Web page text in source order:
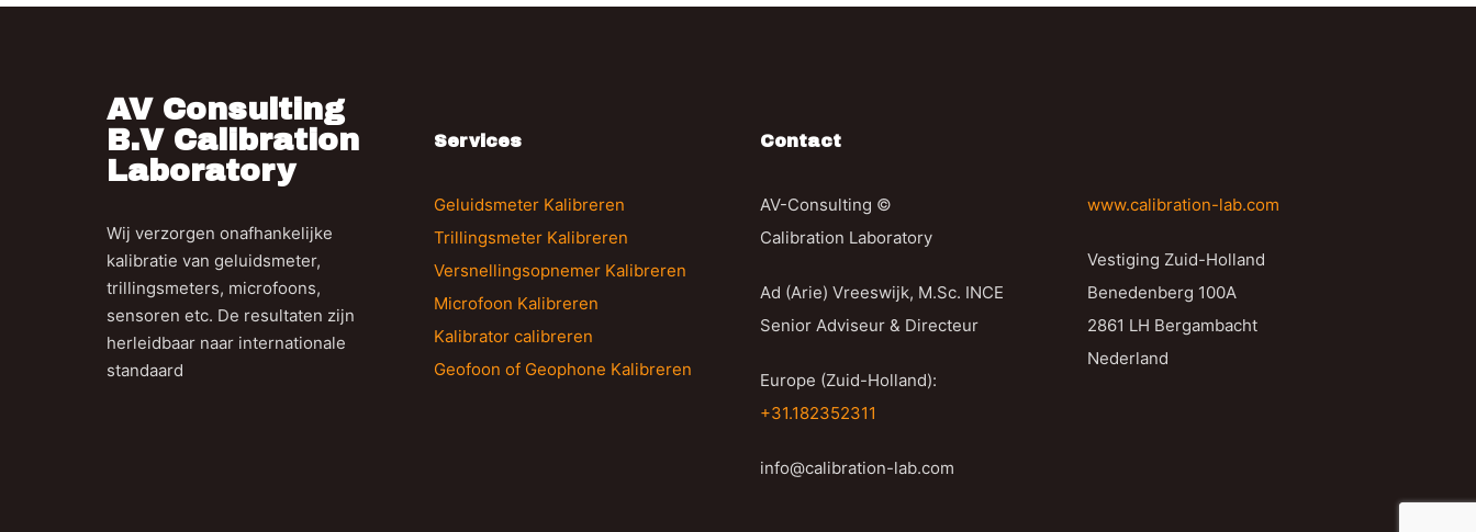
AV Consulting
B.V Calibration
Laboratory
Wij verzorgen onafhankelijke
kalibratie van geluidsmeter,
trillingsmeters, microfoons,
sensoren etc. De resultaten zijn
herleidbaar naar internationale
standaard
Services
Geluidsmeter Kalibreren
Trillingsmeter Kalibreren
Versnellingsopnemer Kalibreren
Microfoon Kalibreren
Kalibrator calibreren
Geofoon of Geophone Kalibreren
Contact
AV-Consulting ©
Calibration Laboratory
Ad (Arie) Vreeswijk, M.Sc. INCE
Senior Adviseur & Directeur
Europe (Zuid-Holland):
+31.182352311
info@calibration-lab.com
www.calibration-lab.com
Vestiging Zuid-Holland
Benedenberg 100A
2861 LH Bergambacht
Nederland